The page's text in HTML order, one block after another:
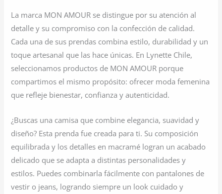
La marca MON AMOUR se distingue por su atención al
detalle y su compromiso con la confección de calidad.
Cada una de sus prendas combina estilo, durabilidad y un
toque artesanal que las hace únicas. En Lynette Chile,
seleccionamos productos de MON AMOUR porque
compartimos el mismo propósito: ofrecer moda femenina
que refleje bienestar, confianza y autenticidad.
¿Buscas una camisa que combine elegancia, suavidad y
diseño? Esta prenda fue creada para ti. Su composición
equilibrada y los detalles en macramé logran un acabado
delicado que se adapta a distintas personalidades y
estilos. Puedes combinarla fácilmente con pantalones de
vestir o jeans, logrando siempre un look cuidado y